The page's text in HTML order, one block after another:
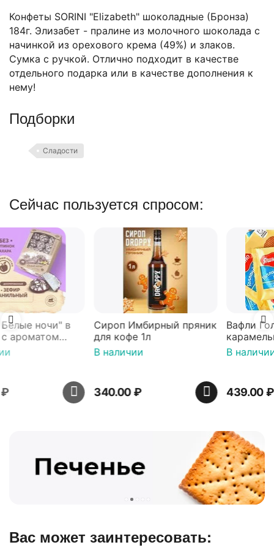
Конфеты SORINI "Elizabeth" шоколадные (Бронза)
184г. Элизабет - пралине из молочного шоколада с
начинкой из орехового крема (49%) и злаков.
Сумка с ручкой. Отлично подходит в качестве
отдельного подарка или в качестве дополнения к
нему!
Подборки
Сладости
Сейчас пользуется спросом:
Сироп Имбирный пряник
для кофе 1л
В наличии
Вафли Голландские с
карамельной начинкой
16 шт по 36 г ТМ Яшкино
В наличии
Вас может заинтересовать: